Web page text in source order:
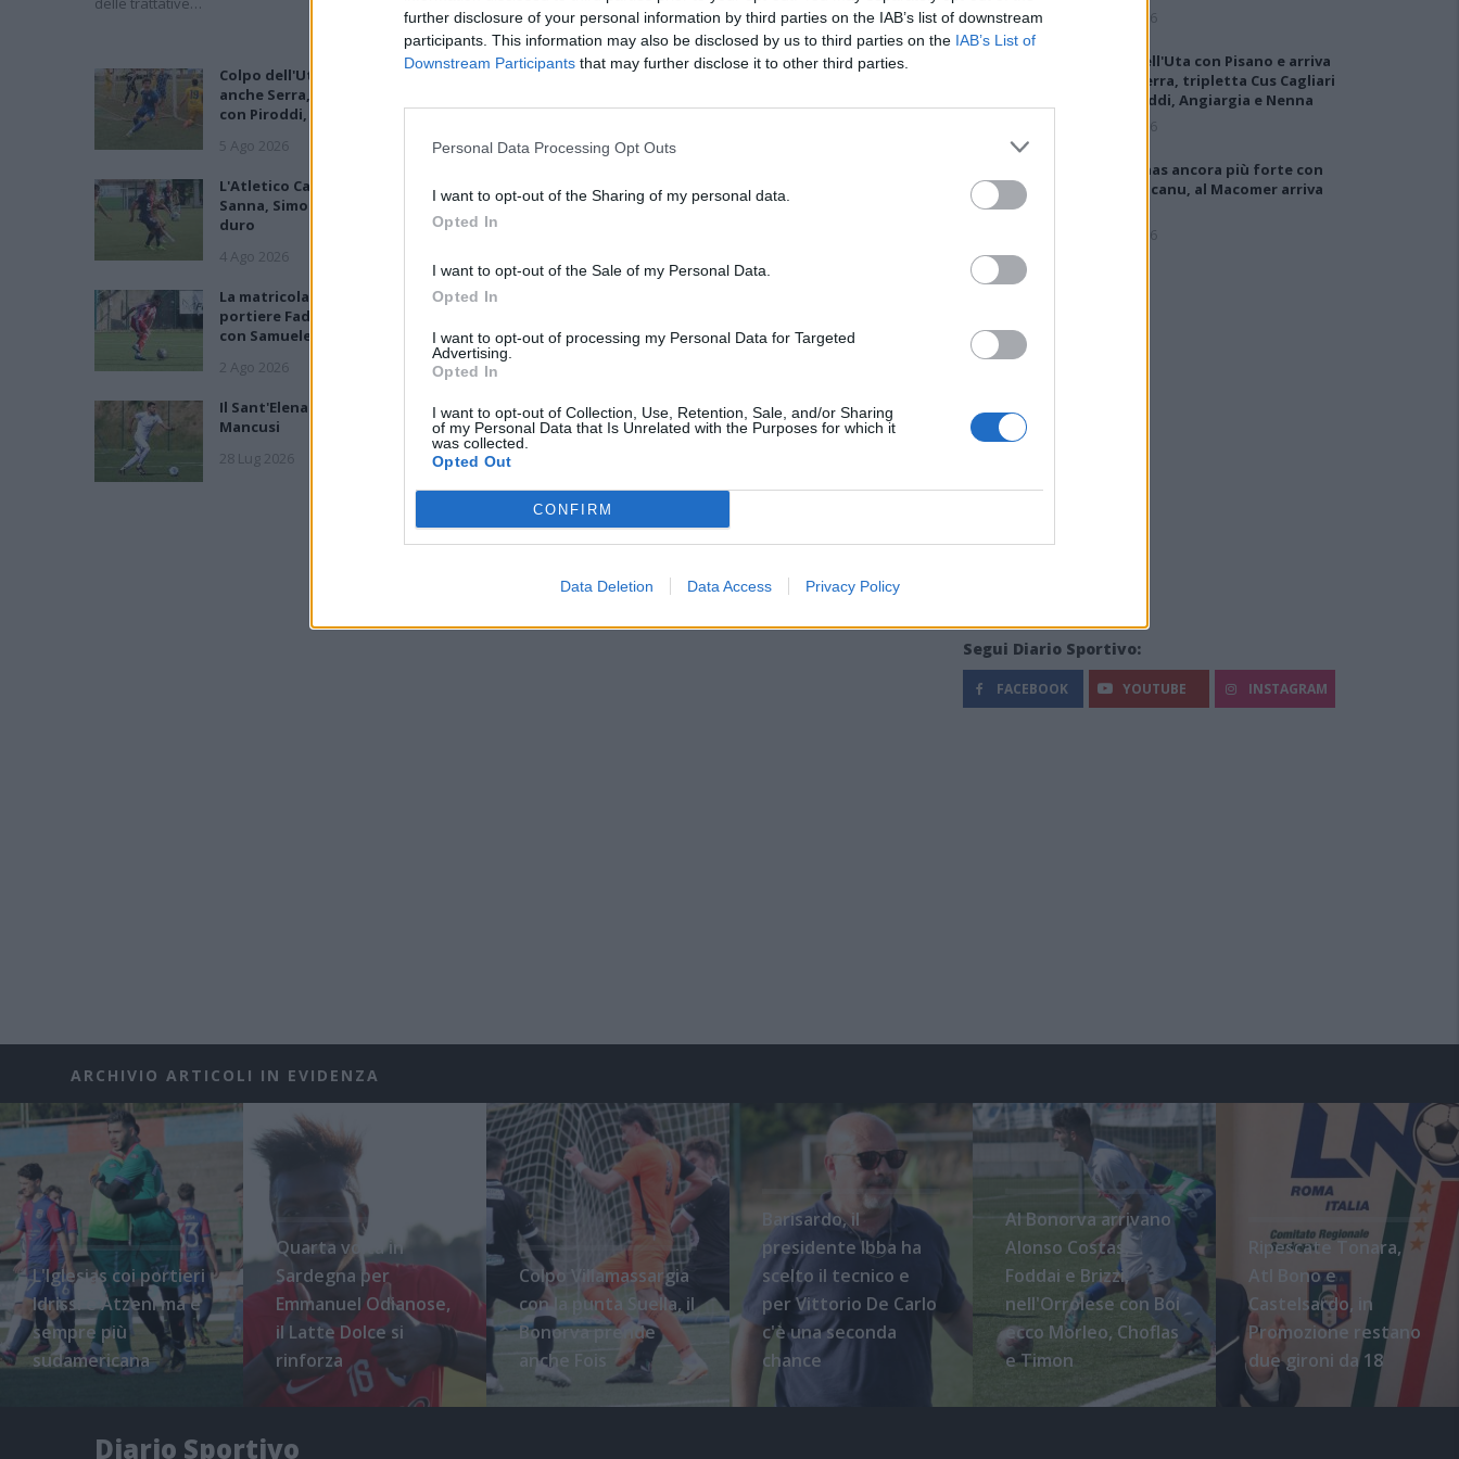
further disclosure of your personal information by third parties on the IAB’s list of downstream
participants. This information may also be disclosed by us to third parties on the IAB’s List of
Downstream Participants that may further disclose it to other third parties.
Personal Data Processing Opt Outs
I want to opt-out of the Sharing of my personal data.
Opted In
I want to opt-out of the Sale of my Personal Data.
Opted In
I want to opt-out of processing my Personal Data for Targeted
Advertising.
Opted In
I want to opt-out of Collection, Use, Retention, Sale, and/or Sharing
of my Personal Data that Is Unrelated with the Purposes for which it
was collected.
Opted Out
CONFIRM
Data Deletion Data Access Privacy Policy
(andata) e domenica 6…
Colpo dell'Uta con Pisano e arriva
anche Serra, tripletta Cus Cagliari
con Piroddi, Angiargia e Nenna
5 Ago 2026
Il Coghinas ancora più forte con
Bonfigli
5 Ago 2026
L'Atletico Cagliari di Saba prende
Sanna, Simoni e mantiene lo zoccolo
duro
4 Ago 2026
Doneddu, Arborea e Tharros
La matricola Macomer prende il
portiere Fadda, altro colpo Coghinas
con Samuele Pinna
2 Ago 2026
orgoglio l’intero territorio»
Il Sant'Elena si riprende il difensore
Mancusi
28 Lug 2026
Al Castiadas tornano Caboni e Melis,
l'Uta Calcio prende anche Atzori e
5 Ago 2026
Colpo dell'Uta con Pisano e arriva
anche Serra, tripletta Cus Cagliari
con Piroddi, Angiargia e Nenna
5 Ago 2026
Il Coghinas ancora più forte con
Sechi e Scanu, al Macomer arriva
5 Ago 2026
Segui Diario Sportivo:
FACEBOOK YOUTUBE INSTAGRAM
ARCHIVIO ARTICOLI IN EVIDENZA
L'Iglesias coi portieri
Idrissi e Atzeni ma è
sempre più
sudamericana
Quarta volta in
Sardegna per
Emmanuel Odianose,
il Latte Dolce si
rinforza
Colpo Villamassargia
con la punta Suella, il
Bonorva prende
anche Fois
Barisardo, il
presidente Ibba ha
scelto il tecnico e
per Vittorio De Carlo
c'è una seconda
chance
Al Bonorva arrivano
Alonso Costas,
Foddai e Brizzi,
nell'Orrolese con Boi
ecco Morleo, Choflas
e Timon
Ripescate Tonara,
Atl Bono e
Castelsardo, in
Promozione restano
due gironi da 18
Diario Sportivo